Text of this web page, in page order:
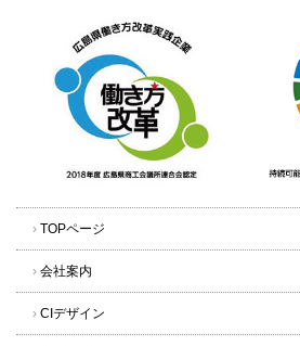
› TOPページ
› 会社案内
› CIデザイン